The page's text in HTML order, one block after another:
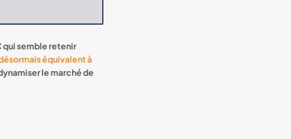
qui semble retenir
équivalent à
le marché de